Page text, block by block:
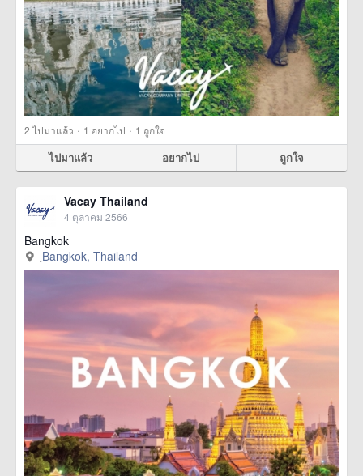
2ไปมาแล้ว · 1 อยากไป · 1 ถูกใจ
ไปมาแล้ว อยากไป ถูกใจ
Vacay Thailand
4 ตุลาคม 2566
Bangkok
ฺBangkok, Thailand